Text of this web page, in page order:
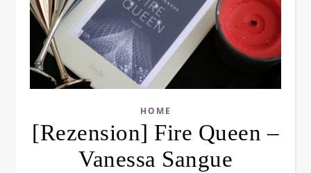
HOME
[Rezension] Fire Queen –
Vanessa Sangue